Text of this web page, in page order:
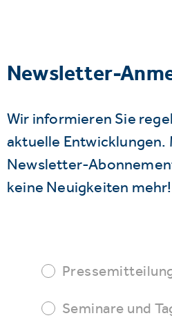
Newsletter-
Wir informieren Sie
aktuelle Entwicklungen.
Newsletter-
keine Neuigkeiten mehr!
Seminare und